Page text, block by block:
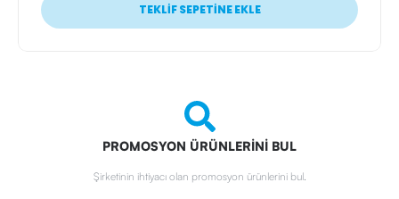
TEKLİF SEPETİNE EKLE
PROMOSYON ÜRÜNLERİNİ BUL
Şirketinin ihtiyacı olan promosyon ürünlerini bul.